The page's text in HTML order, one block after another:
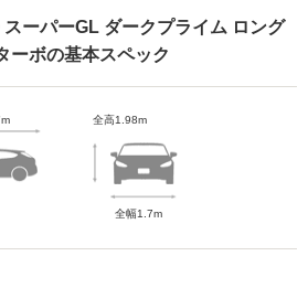
ーパーGL ダークプライム ロング
ーボの基本スペック
全高1.98m
全幅1.7m